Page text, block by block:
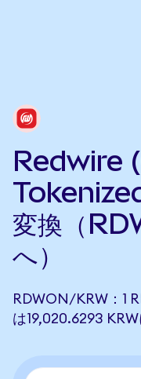
Redwire
変換（
へ）
RDWON/KRW：1
は19,020.6293